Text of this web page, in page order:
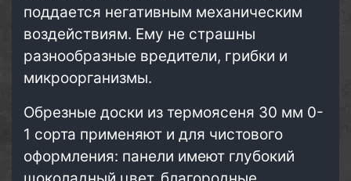
поддается негативным механическим
воздействиям. Ему не страшны
разнообразные вредители, грибки и
микроорганизмы.
Обрезные доски из термоясеня 30 мм 0-
1 сорта применяют и для чистового
оформления: панели имеют глубокий